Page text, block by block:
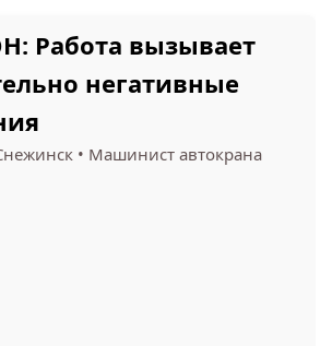
(1) ТОВ НВФ ВИКОРТ (1)
Работа вызывает
негативные
• Машинист автокрана